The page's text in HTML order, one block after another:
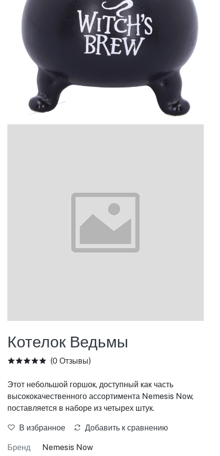
Котелок Ведьмы
(0 Отзывы)
Этот небольшой горшок, доступный как часть
высококачественного ассортимента Nemesis Now,
поставляется в наборе из четырех штук.
В избранное Добавить к сравнению
Бренд
Nemesis Now